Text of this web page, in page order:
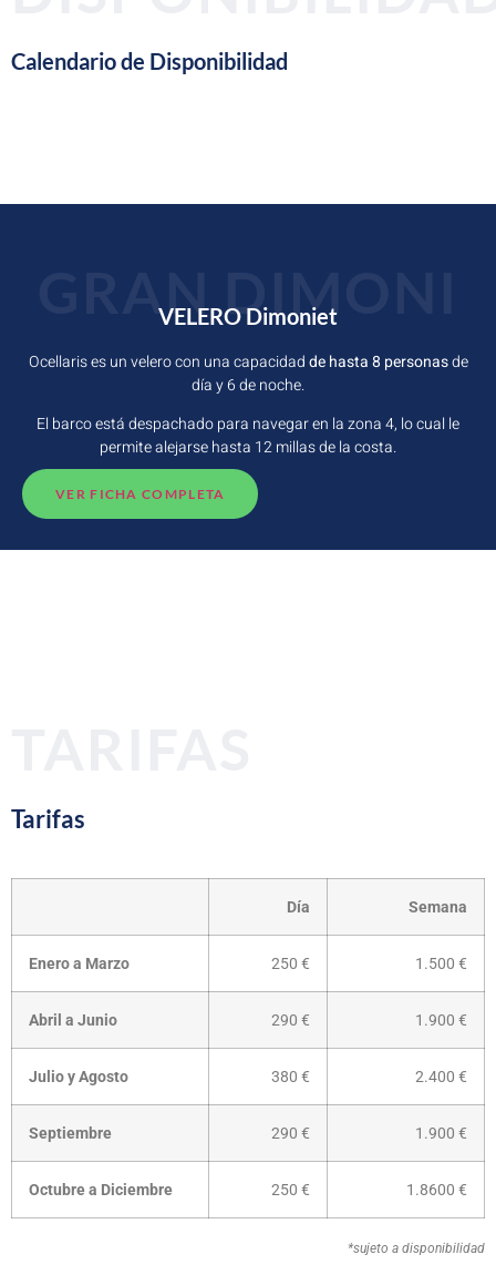
Calendario de Disponibilidad
GRAN DIMONI
VELERO Dimoniet
Ocellaris es unvelero con una capacidadde hasta 8 personasde
día y 6 de noche.
El barco está despachado para navegar en la zona 4, lo cual le
permite alejarse hasta 12 millas de la costa.
VER FICHA COMPLETA
Tarifas
Día Semana
Enero a Marzo 250 € 1.500 €
Abril a Junio 290 € 1.900 €
Julio y Agosto 380 € 2.400 €
Septiembre 290 € 1.900 €
Octubre a Diciembre 250 € 1.8600 €
*sujeto a disponibilidad